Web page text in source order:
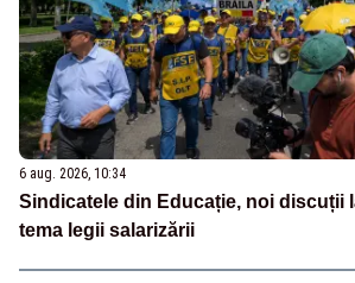
6 aug. 2026, 10:34
Sindicatele din Educație, noi discuții
tema legii salarizării